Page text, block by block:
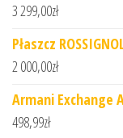
3 299,00zł
Płaszcz
2 000,00zł
Armani Exchange
498,99zł